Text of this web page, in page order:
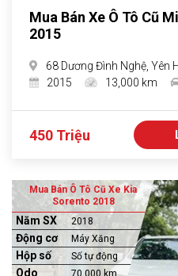
Mua Bán Xe Ô Tô Cũ
2015
68 Dương Đình Nghệ, Yên
2015
13,000 km
450 Triệu
Mua Bán Ô Tô Cũ Xe Kia
Sorento 2018
Năm SX 2018
Động cơ Máy Xăng
Hộp số Số tự động
Odo 70,000 km